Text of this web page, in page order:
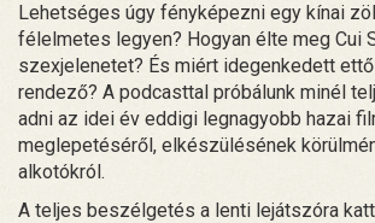
Lehetséges úgy fényképezni egy kínai
félelmetes legyen? Hogyan élte meg Cui
szexjelenetet? És miért idegenkedett
rendező? A podcasttal próbálunk minél
adni az idei év eddigi legnagyobb hazai
meglepetéséről, elkészülésének
alkotókról.
A teljes beszélgetés a lenti lejátszóra